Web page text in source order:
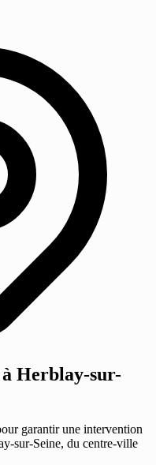
Herblay-sur-
garantir une intervention
sur-Seine, du centre-ville